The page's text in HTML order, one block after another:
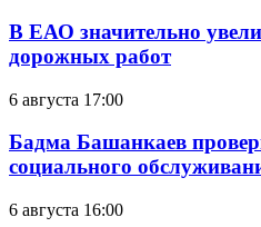
В ЕАО значительно
дорожных работ
6 августа 17:00
Бадма Башанкаев
социального
6 августа 16:00